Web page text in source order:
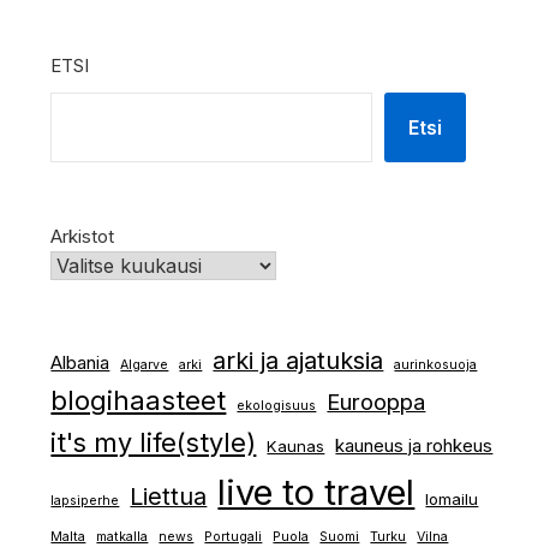
ETSI
Etsi
Arkistot
Albania Algarve arki arki ja ajatuksia aurinkosuoja
blogihaasteet ekologisuus Eurooppa
it's my life(style) Kaunas kauneus ja rohkeus
lapsiperhe Liettua live to travel lomailu
Malta matkalla news Portugali Puola Suomi Turku
Vilna